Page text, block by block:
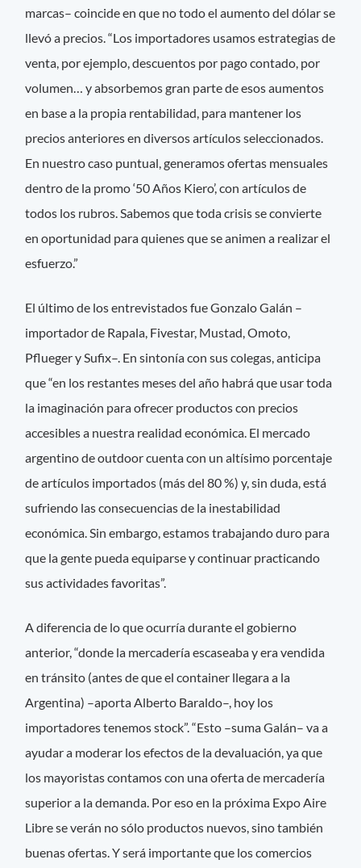
marcas– coincide en que no todo el aumento del dólar se
llevó a precios. “Los importadores usamos estrategias de
venta, por ejemplo, descuentos por pago contado, por
volumen… y absorbemos gran parte de esos aumentos
en base a la propia rentabilidad, para mantener los
precios anteriores en diversos artículos seleccionados.
En nuestro caso puntual, generamos ofertas mensuales
dentro de la promo ‘50 Años Kiero’, con artículos de
todos los rubros. Sabemos que toda crisis se convierte
en oportunidad para quienes que se animen a realizar el
esfuerzo.”
El último de los entrevistados fue Gonzalo Galán –
importador de Rapala, Fivestar, Mustad, Omoto,
Pflueger y Sufix–. En sintonía con sus colegas, anticipa
que “en los restantes meses del año habrá que usar toda
la imaginación para ofrecer productos con precios
accesibles a nuestra realidad económica. El mercado
argentino de outdoor cuenta con un altísimo porcentaje
de artículos importados (más del 80 %) y, sin duda, está
sufriendo las consecuencias de la inestabilidad
económica. Sin embargo, estamos trabajando duro para
que la gente pueda equiparse y continuar practicando
sus actividades favoritas”.
A diferencia de lo que ocurría durante el gobierno
anterior, “donde la mercadería escaseaba y era vendida
en tránsito (antes de que el container llegara a la
Argentina) –aporta Alberto Baraldo–, hoy los
importadores tenemos stock”. “Esto –suma Galán– va a
ayudar a moderar los efectos de la devaluación, ya que
los mayoristas contamos con una oferta de mercadería
superior a la demanda. Por eso en la próxima Expo Aire
Libre se verán no sólo productos nuevos, sino también
buenas ofertas. Y será importante que los comercios